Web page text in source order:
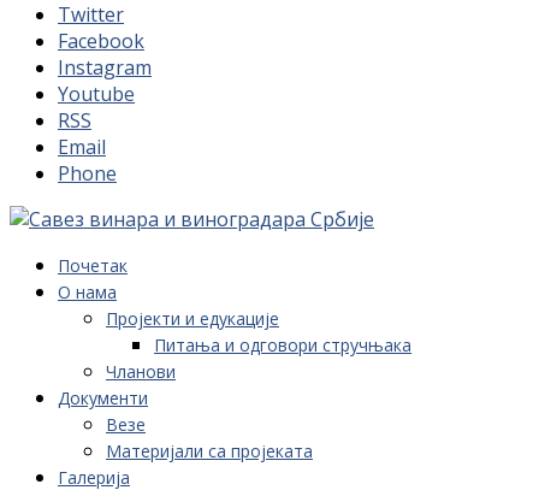
Twitter
Facebook
Instagram
Youtube
RSS
Email
Phone
Почетак
О нама
Пројекти и едукације
Питања и одговори стручњака
Чланови
Документи
Везе
Материјали са пројеката
Галерија